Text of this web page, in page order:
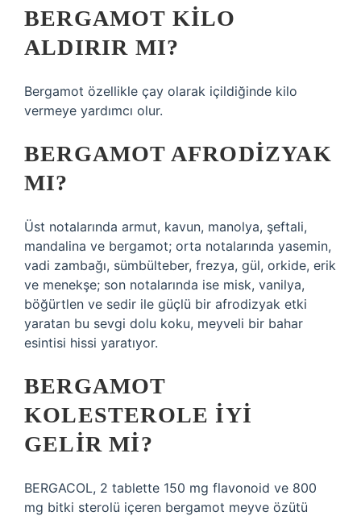
BERGAMOT KILO
ALDIRIR MI?
Bergamot özellikle çay olarak içildiğinde kilo
vermeye yardımcı olur.
BERGAMOT AFRODIZYAK
MI?
Üst notalarında armut, kavun, manolya, şeftali,
mandalina ve bergamot; orta notalarında yasemin,
vadi zambağı, sümbülteber, frezya, gül, orkide, erik
ve menekşe; son notalarında ise misk, vanilya,
böğürtlen ve sedir ile güçlü bir afrodizyak etki
yaratan bu sevgi dolu koku, meyveli bir bahar
esintisi hissi yaratıyor.
BERGAMOT
KOLESTEROLE IYI
GELIR MI?
BERGACOL, 2 tablette 150 mg flavonoid ve 800
mg bitki sterolü içeren bergamot meyve özütü